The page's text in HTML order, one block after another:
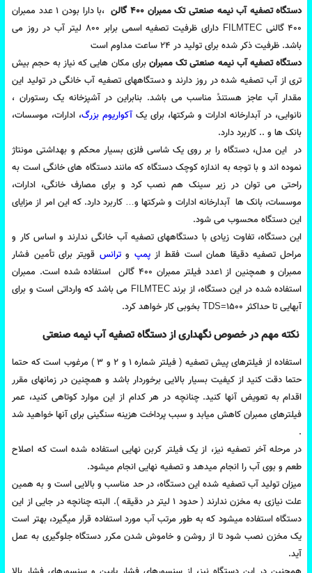
دستگاه تصفیه آب نیمه صنعتی تک ممبران ۴۰۰ گالن
،با دارا بودن 1 عدد ممبران
4۰۰ گالنی FILMTEC دارای ظرفیت تصفیه اسمی برابر 800 لیتر آب در روز می
باشد. ظرفیت ذکر شده برای تولید در 24 ساعت مداوم است
دستگاه تصفیه آب نیمه صنعتی تک ممبرانبرای مکان هایی که نیاز به حجم بیش
تری از آب تصفیه شده در روز دارند و دستگاههای تصفیه آب خانگی در تولید این
مقدار آب عاجز هستندُ مناسب می باشد. بنابراین در آشپزخانه یک رستوران ،
نانوایی، در آبدارخانه ادارات و شرکتها، برای یکآکواریوم بزرگ، ادارات، موسسات،
بانک ها و .. کاربرد دارد.
در این مدل، دستگاه را بر روی یک شاسی فلزی بسیار محکم و بهداشتی مونتاژ
نموده اند و با توجه به اندازه کوچک دستگاه که مانند دستگاه های خانگی است به
راحتی می توان در زیر سینک هم نصب کرد و برای مصارف خانگی، ادارات،
موسسات، بانک ها آبدارخانه ادارات و شرکتها و… کاربرد دارد. که این امر از مزایای
این دستگاه محسوب می شود.
این دستگاه، تفاوت زیادی با دستگاههای تصفیه آب خانگی ندارند و اساس کار و
مراحل تصفیه دقیقا همان است فقط ازپمپ وترانس قویتر برای تأمین فشار
ممبران و همچنین از 1عدد فیلتر ممبران 400 گالن استفاده شده است. ممبران
استفاده شده در این دستگاه، از برند FILMTEC می باشد که وارداتی است و برای
آبهایی تا حداکثر TDS=1500 بخوبی کار خواهد کرد.
نکته مهم در خصوص نگهداری از دستگاه تصفیه آب نیمه صنعتی
استفاده از فیلترهای پیش تصفیه ( فیلتر شماره 1 و 2 و 3 ) مرغوب است که حتما
حتما دقت کنید از کیفیت بسیار بالایی برخوردار باشد و همچنین در زمانهای مقرر
اقدام به تعویض آنها کنید. چنانچه در هر کدام از این موارد کوتاهی کنید، عمر
فیلترهای ممبران کاهش میابد و سبب پرداخت هزینه سنگینی برای آنها خواهید شد
.
در مرحله آخر تصفیه نیز، از یک فیلتر کربن نهایی استفاده شده است که اصلاح
طعم و بوی آب را انجام میدهد و تصفیه نهایی انجام میشود.
میزان تولید آب تصفیه شده این دستگاه، در حد مناسب و بالایی است و به همین
علت نیازی به مخزن ندارند ( حدود 1 لیتر در دقیقه ). البته چنانچه در جایی از این
دستگاه استفاده میشود که به طور مرتب آب مورد استفاده قرار میگیرد، بهتر است
یک مخزن نصب شود تا از روشن و خاموش شدن مکرر دستگاه جلوگیری به عمل
آید.